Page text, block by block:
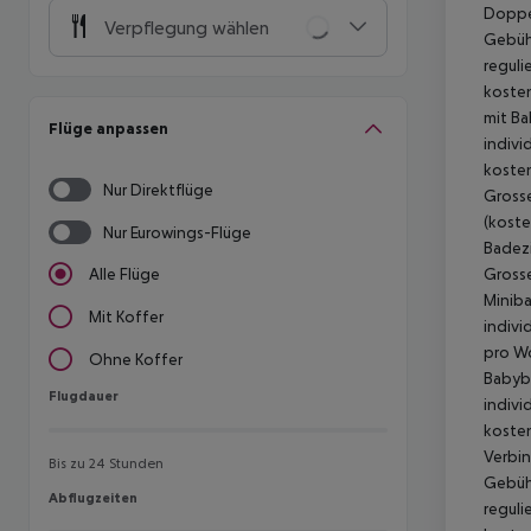
Verpflegung wählen
Flüge anpassen
Nur Direktflüge
Nur Eurowings-Flüge
Alle Flüge
Mit Koffer
Ohne Koffer
Flugdauer
Flugdauer
Bis zu 24 Stunden
Abflugzeiten
Abflugzeiten
mit
pro